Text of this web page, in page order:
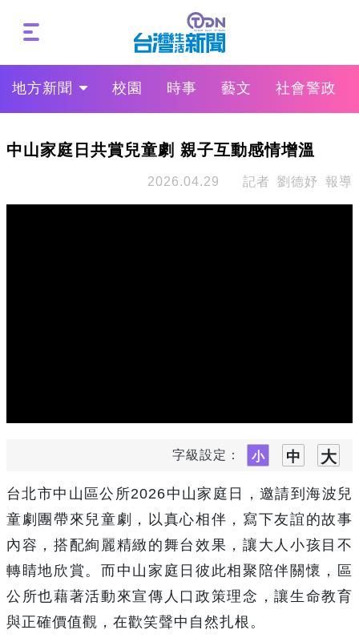
地方新聞 校園 時事 藝文 社會警政
中山家庭日共賞兒童劇 親子互動感情增溫
2026.04.29 記者 劉德妤 報導
字級設定：
台北市中山區公所2026中山家庭日，邀請到海波兒
童劇團帶來兒童劇，以真心相伴，寫下友誼的故事
內容，搭配絢麗精緻的舞台效果，讓大人小孩目不
轉睛地欣賞。而中山家庭日彼此相聚陪伴關懷，區
公所也藉著活動來宣傳人口政策理念，讓生命教育
與正確價值觀，在歡笑聲中自然扎根。